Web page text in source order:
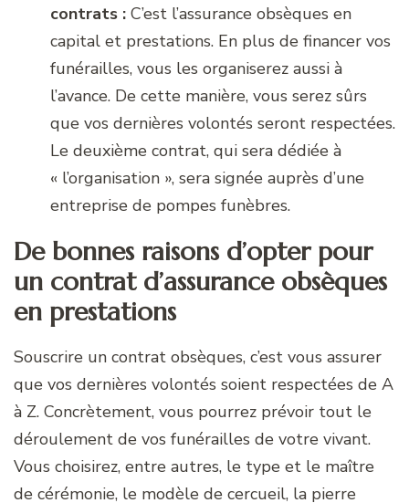
contrats : C’est l’assurance obsèques en
capital et prestations. En plus de financer vos
funérailles, vous les organiserez aussi à
l’avance. De cette manière, vous serez sûrs
que vos dernières volontés seront respectées.
Le deuxième contrat, qui sera dédiée à
« l’organisation », sera signée auprès d’une
entreprise de pompes funèbres.
De bonnes raisons d’opter pour
un contrat d’assurance obsèques
en prestations
Souscrire un contrat obsèques, c’est vous assurer
que vos dernières volontés soient respectées de A
à Z. Concrètement, vous pourrez prévoir tout le
déroulement de vos funérailles de votre vivant.
Vous choisirez, entre autres, le type et le maître
de cérémonie, le modèle de cercueil, la pierre